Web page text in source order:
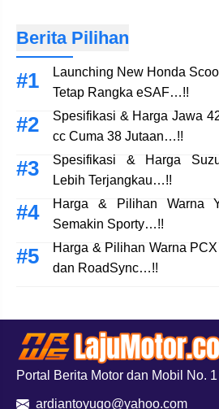
Berita Pilihan
Launching New Honda
Tetap Rangka eSAF…!!
Spesifikasi & Harga Jawa
cc Cuma 38 Jutaan…!!
Spesifikasi & Harga
Lebih Terjangkau…!!
Harga & Pilihan Warna
Semakin Sporty…!!
Harga & Pilihan Warna
dan RoadSync…!!
Portal Berita Motor dan Mobil No.
ardiantoyugo@yahoo.com